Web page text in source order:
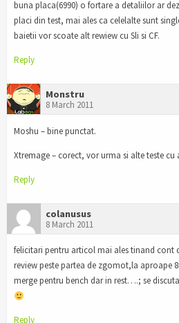
buna placa(6990) o fortare a detaliilor ar
placi din test, mai ales ca celelalte sunt
baietii vor scoate alt rewiew cu Sli si CF.
Reply
Monstru
8 March 2011
Moshu – bine punctat.
Xtremage – corect, vor urma si alte teste cu
Reply
colanusus
8 March 2011
felicitari pentru articol mai ales tinand cont
review peste partea de zgomot,la aproape
merge pentru bench dar in rest….; se
Reply